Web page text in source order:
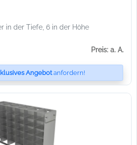
in der Tiefe, 6 in der Höhe
Preis: a. A.
Angebotanfordern!